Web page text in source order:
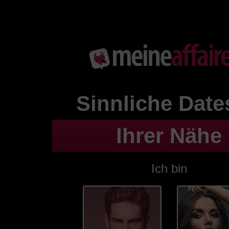
Sinnliche
Ihrer Nähe
Ich bin